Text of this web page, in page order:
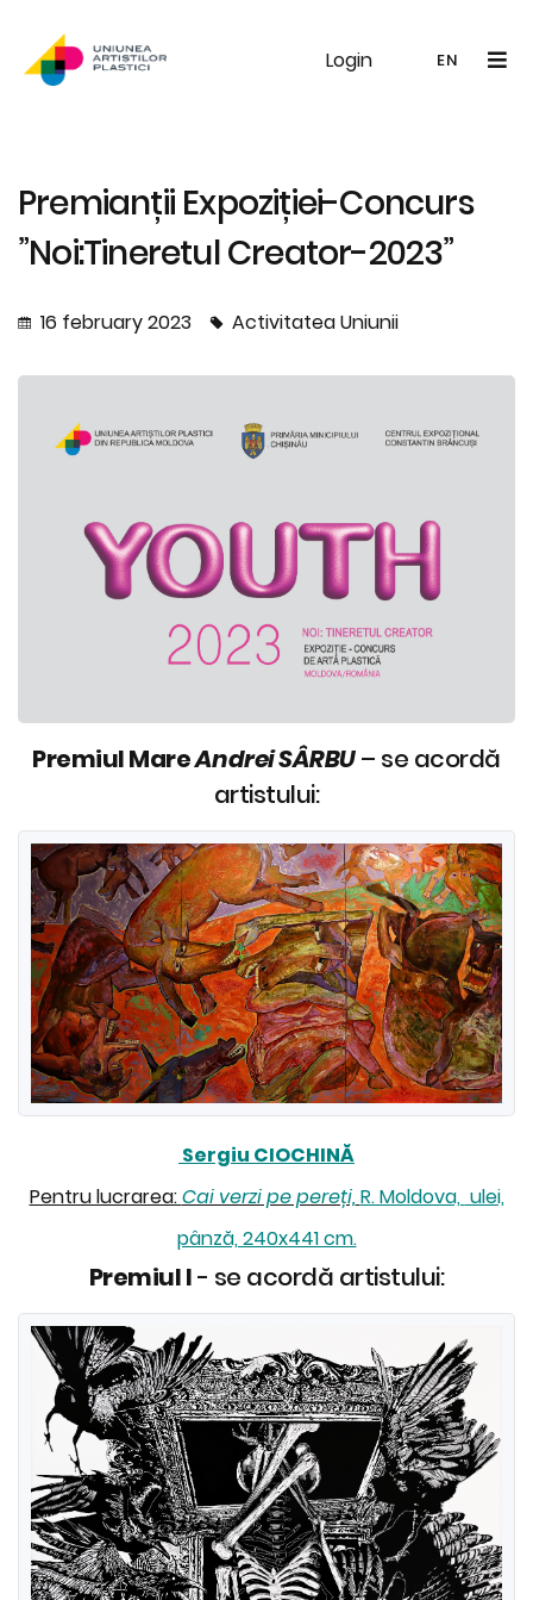
Login EN
UAP Galerie Noutăți
Premianții Expoziției-Concurs
”Noi:Tineretul Creator-2023”
16 february 2023 Activitatea Uniunii
Premiul MareAndrei SÂRBU– se acordă
artistului:
Sergiu CIOCHINĂ
Pentru lucrarea:Cai verzi pe pereți, R. Moldova, ulei,
pânză, 240x441 cm.
Premiul I- se acordă artistului: